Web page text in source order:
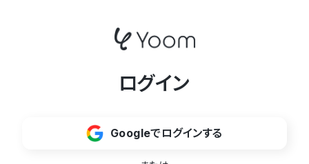
ログイン
Googleでログインする